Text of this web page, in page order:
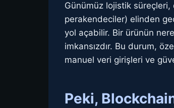
Günümüz lojistik
perakendeciler) elinden
yol açabilir. Bir ürünün
imkansızdır. Bu durum,
manuel veri girişleri ve
Peki,